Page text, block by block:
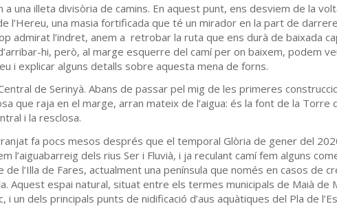
una illeta divisòria de camins. En aquest punt, ens desviem de la
una masia fortificada que té un mirador en la part de
admirat l’indret, anem a retrobar la ruta que ens durà de baixada
hi, però, al marge esquerre del camí per on baixem, podem
i explicar alguns detalls sobre aquesta mena de forns.
de Serinyà. Abans de passar pel mig de les primeres
que raja en el marge, arran mateix de l’aigua: és la font de la Torre
i la resclosa.
fa pocs mesos després que el temporal Glòria de gener del
l’aiguabarreig dels rius Ser i Fluvià, i ja reculant camí fem alguns
l’Illa de Fares, actualment una península que només en casos de
Aquest espai natural, situat entre els termes municipals de Maià de
un dels principals punts de nidificació d’aus aquàtiques del Pla de